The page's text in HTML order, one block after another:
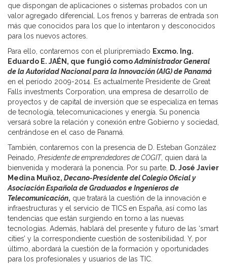
que dispongan de aplicaciones o sistemas probados con un
valor agregado diferencial. Los frenos y barreras de entrada son
más que conocidos para los que lo intentaron y desconocidos
para los nuevos actores.
Para ello, contaremos con el pluripremiado Excmo. Ing.
Eduardo E. JAÉN, que fungió comoAdministrador General
de la Autoridad Nacional para la Innovación (AIG) de Panamá
en el período 2009-2014. Es actualmente Presidente de Great
Falls investments Corporation, una empresa de desarrollo de
proyectos y de capital de inversión que se especializa en temas
de tecnología, telecomunicaciones y energía. Su ponencia
versará sobre la relación y conexión entre Gobierno y sociedad,
centrándose en el caso de Panamá.
También, contaremos con la presencia de D. Esteban González
Peinado, Presidente de emprendedores de COGIT, quien dará la
bienvenida y moderará la ponencia. Por su parte,
D. José Javier
Medina Muñoz, Decano-Presidente del Colegio Oficial y
Asociación Española de Graduados e Ingenieros de
Telecomunicación, que tratará la cuestión de la innovación e
infraestructuras y el servicio de TICS en España, así como las
tendencias que están surgiendo en torno a las nuevas
tecnologías. Además, hablará del presente y futuro de las ‘smart
cities’ y la correspondiente cuestión de sostenibilidad. Y, por
último, abordará la cuestión de la formación y oportunidades
para los profesionales y usuarios de las TIC.